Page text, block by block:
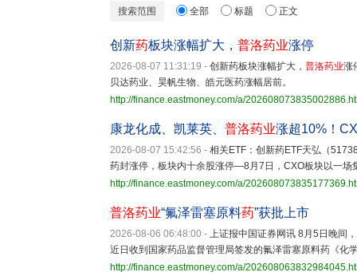
搜索范围 全部 标题 正文
创新药板块涨幅扩大， 普洛药业涨停
2026-08-07 11:31:19 - 创新药板块涨幅扩大， 普洛药业涨
贝达药业、昊帆生物、皓元医药涨幅居前。
http://finance.eastmoney.com/a/
康龙化成、凯莱英、 普洛药业涨超10%！
2026-08-07 15:42:56 - 相关ETF：创新药ETF天弘（
药封涨停，板块内十余股涨停—8月7日，CXO板块以一场
http://finance.eastmoney.com/a/
普洛药业“氟泽雷塞原料药”获批上市
2026-08-06 06:48:00 - 上证报中国证券网讯 8月5日晚间，
近日收到国家药品监督管理局签发的氟泽雷塞原料药《化
http://finance.eastmoney.com/a/